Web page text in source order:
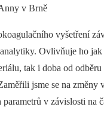
v Brně
vyšetření
Ovlivňuje ho
tak i doba od
jsme se na změny
v závislosti na